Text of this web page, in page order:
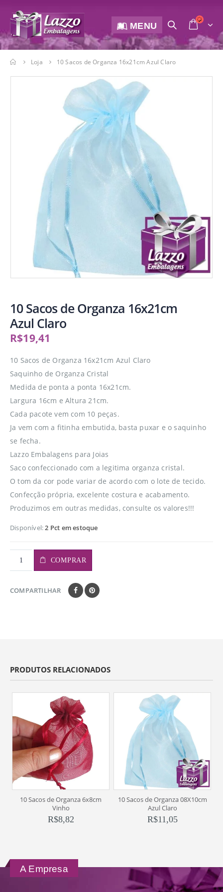
MENU
Loja 10 Sacos de Organza 16x21cm Azul Claro
10 Sacos de Organza 16x21cm
Azul Claro
R$19,41
10 Sacos de Organza 16x21cm Azul Claro
Saquinho de Organza Cristal
Medida de ponta a ponta 16x21cm.
Largura 16cm e Altura 21cm.
Cada pacote vem com 10 peças.
Ja vem com a fitinha embutida, basta puxar e o saquinho
se fecha.
Lazzo Embalagens para Joias
Saco confeccionado com a legitima organza cristal.
O tom da cor pode variar de acordo com o lote de tecido.
Confecção própria, excelente costura e acabamento.
Produzimos em outras medidas, consulte os valores!!!
Disponível:2 Pct em estoque
COMPRAR
COMPARTILHAR
PRODUTOS RELACIONADOS
10 Sacos de Organza 6x8cm
Vinho
R$8,82
10 Sacos de Organza 08X10cm
Azul Claro
R$11,05
A Empresa